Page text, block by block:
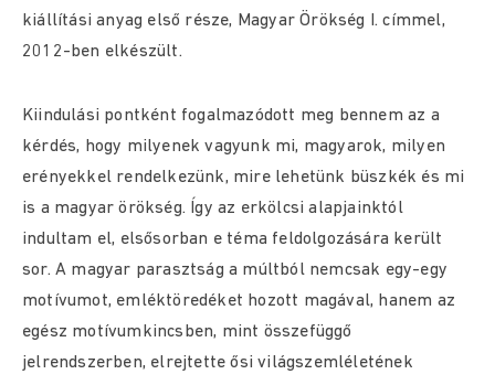
kiállítási anyag első része, Magyar Örökség I. címmel,
2012-ben elkészült.
Kiindulási pontként fogalmazódott meg bennem az a
kérdés, hogy milyenek vagyunk mi, magyarok, milyen
erényekkel rendelkezünk, mire lehetünk büszkék és mi
is a magyar örökség. Így az erkölcsi alapjainktól
indultam el, elsősorban e téma feldolgozására került
sor. A magyar parasztság a múltból nemcsak egy-egy
motívumot, emléktöredéket hozott magával, hanem az
egész motívumkincsben, mint összefüggő
jelrendszerben, elrejtette ősi világszemléletének